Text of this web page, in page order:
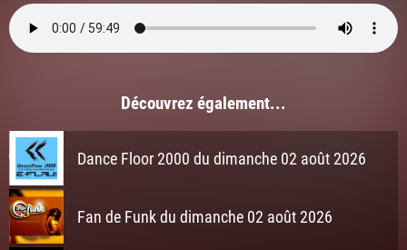
Découvrez également...
Dance Floor 2000 du dimanche 02 août 2026
Fan de Funk du dimanche 02 août 2026